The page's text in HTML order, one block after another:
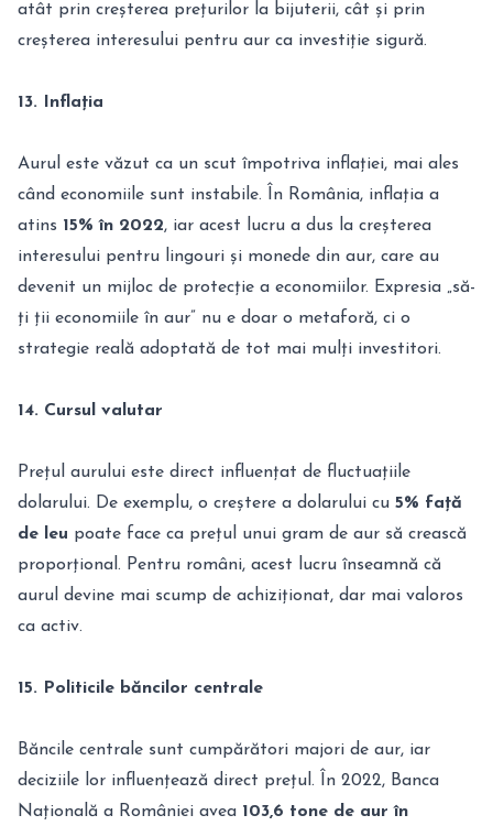
atât prin creșterea prețurilor la bijuterii, cât și prin
creșterea interesului pentru aur ca investiție sigură.
13. Inflația
Aurul este văzut ca un scut împotriva inflației, mai ales
când economiile sunt instabile. În România, inflația a
atins 15% în 2022, iar acest lucru a dus la creșterea
interesului pentru lingouri și monede din aur, care au
devenit un mijloc de protecție a economiilor. Expresia „să-
ți ții economiile în aur” nu e doar o metaforă, ci o
strategie reală adoptată de tot mai mulți investitori.
14. Cursul valutar
Prețul aurului este direct influențat de fluctuațiile
dolarului. De exemplu, o creștere a dolarului cu 5% față
de leu poate face ca prețul unui gram de aur să crească
proporțional. Pentru români, acest lucru înseamnă că
aurul devine mai scump de achiziționat, dar mai valoros
ca activ.
15. Politicile băncilor centrale
Băncile centrale sunt cumpărători majori de aur, iar
deciziile lor influențează direct prețul. În 2022, Banca
Națională a României avea 103,6 tone de aur în